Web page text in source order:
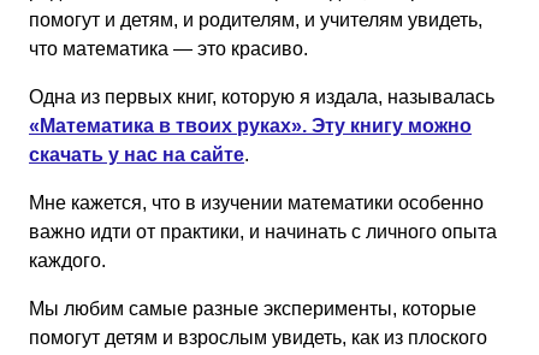
помогут и детям, и родителям, и учителям увидеть,
что математика — это красиво.
Одна из первых книг, которую я издала, называлась
«Математика в твоих руках». Эту книгу можно
скачать у нас на сайте.
Мне кажется, что в изучении математики особенно
важно идти от практики, и начинать с личного опыта
каждого.
Мы любим самые разные эксперименты, которые
помогут детям и взрослым увидеть, как из плоского